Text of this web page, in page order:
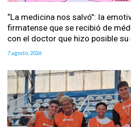
“La medicina nos salvó”: la
firmatense que se recibió de
con el doctor que hizo posible
7 agosto, 2026